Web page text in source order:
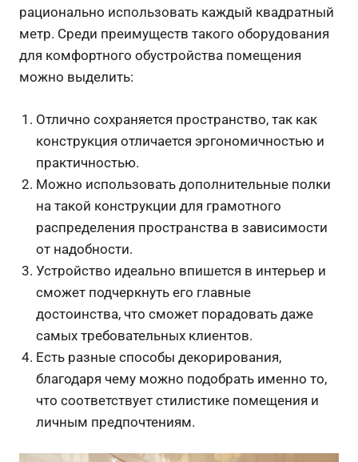
рационально использовать каждый квадратный
метр. Среди преимуществ такого оборудования
для комфортного обустройства помещения
можно выделить:
Отлично сохраняется пространство, так как
конструкция отличается эргономичностью и
практичностью.
Можно использовать дополнительные полки
на такой конструкции для грамотного
распределения пространства в зависимости
от надобности.
Устройство идеально впишется в интерьер и
сможет подчеркнуть его главные
достоинства, что сможет порадовать даже
самых требовательных клиентов.
Есть разные способы декорирования,
благодаря чему можно подобрать именно то,
что соответствует стилистике помещения и
личным предпочтениям.